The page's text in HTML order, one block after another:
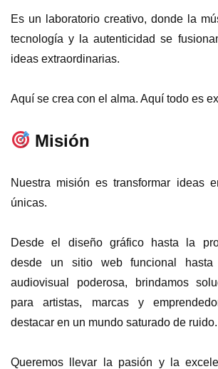
Es un laboratorio creativo, donde la
tecnología y la autenticidad se
ideas extraordinarias.
Aquí se crea con el alma. Aquí todo es
Misión
Nuestra misión es transformar ideas
únicas.
Desde el diseño gráfico hasta la
desde un sitio web funcional hasta
audiovisual poderosa, brindamos
para artistas, marcas y
destacar en un mundo saturado de ruido.
Queremos llevar la pasión y la